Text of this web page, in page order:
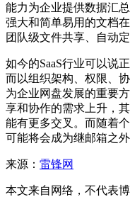
能力为企业提供数据汇
强大和简单易用的文档
团队级文件共享、自动
如今的SaaS行业可以说
而以组织架构、权限、
为企业网盘发展的重要
享和协作的需求上升，
能有更多交叉。而随着
可能将会成为继邮箱之
来源： 雷锋网
本文来自网络，不代表